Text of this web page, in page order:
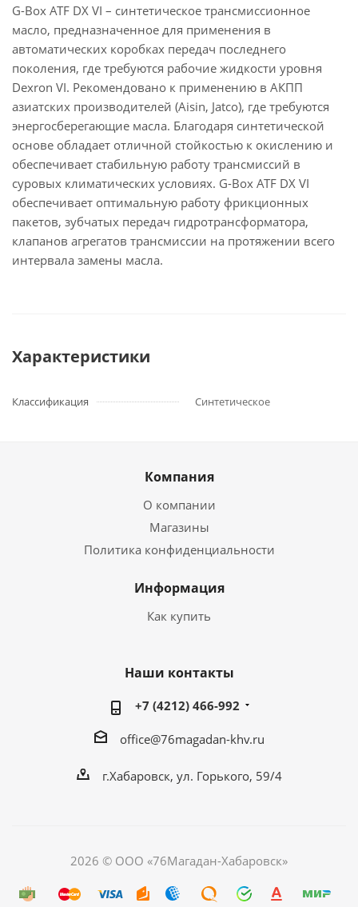
G-Box ATF DX VI – синтетическое трансмиссионное
масло, предназначенное для применения в
автоматических коробках передач последнего
поколения, где требуются рабочие жидкости уровня
Dexron VI. Рекомендовано к применению в АКПП
азиатских производителей (Aisin, Jatco), где требуются
энергосберегающие масла. Благодаря синтетической
основе обладает отличной стойкостью к окислению и
обеспечивает стабильную работу трансмиссий в
суровых климатических условиях. G-Box ATF DX VI
обеспечивает оптимальную работу фрикционных
пакетов, зубчатых передач гидротрансформатора,
клапанов агрегатов трансмиссии на протяжении всего
интервала замены масла.
Характеристики
Классификация Синтетическое
Компания
О компании
Магазины
Политика конфиденциальности
Информация
Как купить
Наши контакты
+7 (4212) 466-992
office@76magadan-khv.ru
г.Хабаровск, ул. Горького, 59/4
2026 © ООО «76Магадан-Хабаровск»